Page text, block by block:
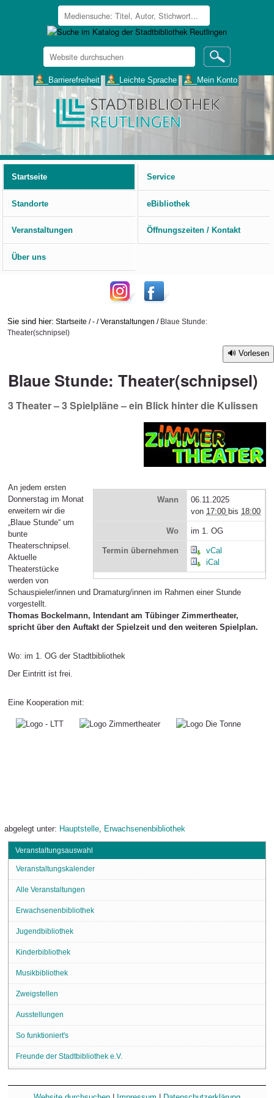
Website
durchsuchen
___Barrierefreiheit ___Leichte Sprache ___Mein Konto
Startseite
Service
Standorte eBibliothek
Veranstaltungen Öffnungszeiten / Kontakt
Über uns
Sie sind hier: Startseite /- /Veranstaltungen / Blaue Stunde:
Theater(schnipsel)
Vorlesen
Blaue Stunde: Theater(schnipsel)
3 Theater – 3 Spielpläne – ein Blick hinter die Kulissen
Wann
06.11.2025
von 17:00 bis 18:00
Wo im 1. OG
Termin übernehmen
vCal
iCal
An jedem ersten
Donnerstag im Monat
erweitern wir die
„Blaue Stunde“ um
bunte
Theaterschnipsel.
Aktuelle
Theaterstücke
werden von
Schauspieler/innen und Dramaturg/innen im Rahmen einer Stunde
vorgestellt.
Thomas Bockelmann, Intendant am Tübinger Zimmertheater,
spricht über den Auftakt der Spielzeit und den weiteren Spielplan.
Wo: im 1. OG der Stadtbibliothek
Der Eintritt ist frei.
Eine Kooperation mit:
abgelegt unter: Hauptstelle Erwachsenenbibliothek
Veranstaltungsauswahl
Veranstaltungskalender
Alle Veranstaltungen
Erwachsenenbibliothek
Jugendbibliothek
Kinderbibliothek
Musikbibliothek
Zweigstellen
Ausstellungen
So funktioniert's
Freunde der Stadtbibliothek e.V.